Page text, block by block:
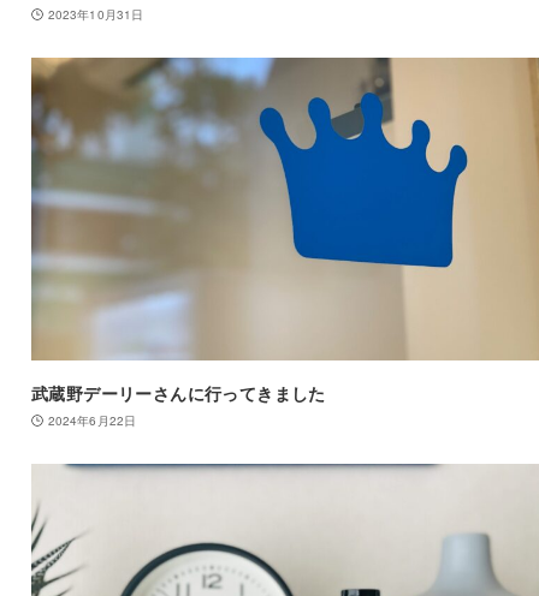
2023年10月31日
武蔵野デーリーさんに行ってきました
2024年6月22日